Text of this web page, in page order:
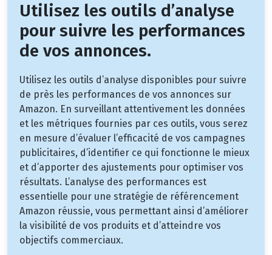
Utilisez les outils d’analyse
pour suivre les performances
de vos annonces.
Utilisez les outils d’analyse disponibles pour suivre
de près les performances de vos annonces sur
Amazon. En surveillant attentivement les données
et les métriques fournies par ces outils, vous serez
en mesure d’évaluer l’efficacité de vos campagnes
publicitaires, d’identifier ce qui fonctionne le mieux
et d’apporter des ajustements pour optimiser vos
résultats. L’analyse des performances est
essentielle pour une stratégie de référencement
Amazon réussie, vous permettant ainsi d’améliorer
la visibilité de vos produits et d’atteindre vos
objectifs commerciaux.